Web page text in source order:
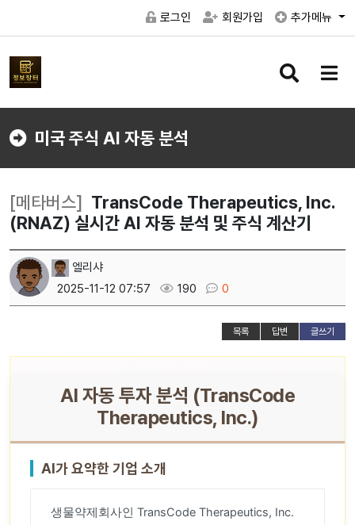
로그인 회원가입 추가메뉴
검
버
메
버
미국 주식 AI 자동 분석
[메타버스] TransCode Therapeutics, Inc.
(RNAZ) 실시간 AI 자동 분석 및 주식 계산기
엘리샤
2025-11-12 07:57
190 0
목록 답변 글쓰기
AI 자동 투자 분석 (TransCode
Therapeutics, Inc.)
AI가 요약한 기업 소개
생물약제회사인 TransCode Therapeutics, Inc.